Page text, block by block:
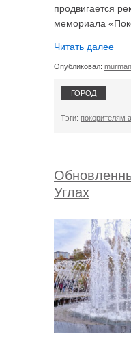
продвигается
мемориала
Читать далее
Опубликовал:
ГОРОД
Тэги: покорителям
Углах